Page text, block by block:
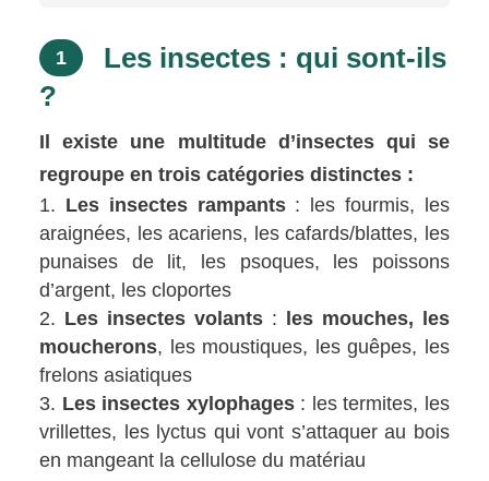
1
Les insectes : qui sont-ils
?
Il existe une multitude d’insectes qui se
regroupe en trois catégories distinctes :
Les insectes rampants: les fourmis, les
araignées, les acariens, les cafards/blattes, les
punaises de lit, les psoques, les poissons
d’argent, les cloportes
Les insectes volants : les mouches, les
moucherons, les moustiques, les guêpes, les
frelons asiatiques
Les insectes xylophages: les termites, les
vrillettes, les lyctus qui vont s’attaquer au bois
en mangeant la cellulose du matériau